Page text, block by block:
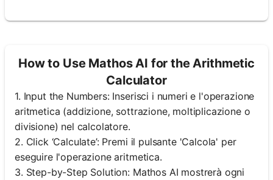
How to Use Mathos AI for the Arithmetic
Calculator
1. Input the Numbers: Inserisci i numeri e l'operazione
aritmetica (addizione, sottrazione, moltiplicazione o
divisione) nel calcolatore.
2. Click ‘Calculate’: Premi il pulsante 'Calcola' per
eseguire l'operazione aritmetica.
3. Step-by-Step Solution: Mathos AI mostrerà ogni